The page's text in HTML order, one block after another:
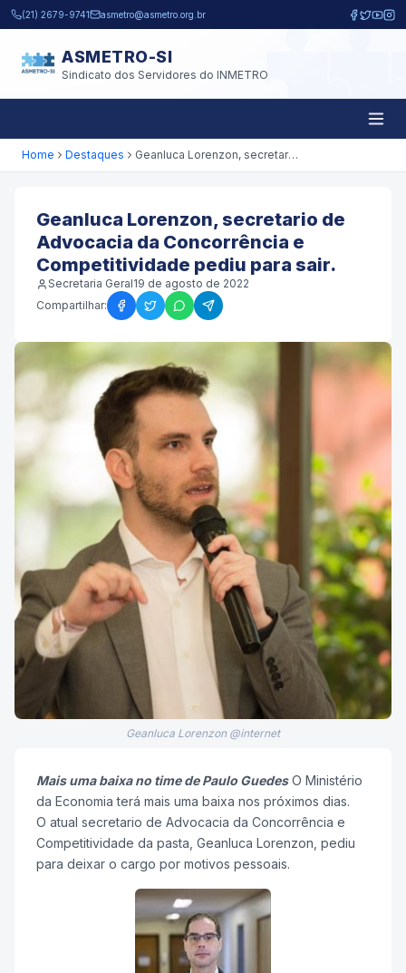
Pular para o conteúdo principal
(21) 2679-9741 asmetro@asmetro.org.br
ASMETRO-SI
Sindicato dos Servidores do INMETRO
Home Destaques Geanluca Lorenzon, secretario de Advocacia da Concorrência e Competitividade pediu para sair.
Geanluca Lorenzon, secretario de
Advocacia da Concorrência e
Competitividade pediu para sair.
Secretaria Geral19 de agosto de 2022
Compartilhar:
Geanluca Lorenzon @internet
Mais uma baixa no time de Paulo GuedesO Ministério
da Economia terá mais uma baixa nos próximos dias.
O atual secretario de Advocacia da Concorrência e
Competitividade da pasta, Geanluca Lorenzon, pediu
para deixar o cargo por motivos pessoais.